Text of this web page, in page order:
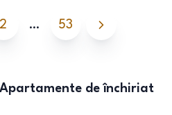
2 … 53
de închiriat